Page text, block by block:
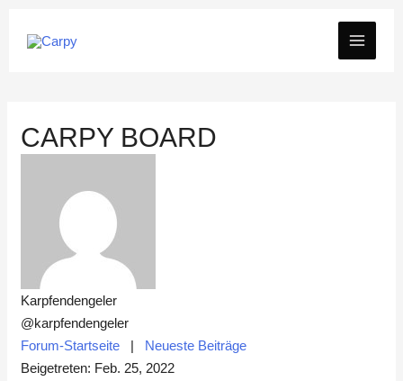
Inhalt
MAIN
CARPY BOARD
Karpfendengeler
@karpfendengeler
Forum-Startseite | Neueste Beiträge
Beigetreten: Feb. 25, 2022